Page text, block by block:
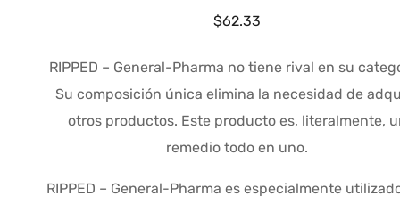
$62.33
RIPPED – General-Pharma no tiene rival en su
Su composición única elimina la necesidad de
otros productos. Este producto es, literalmente,
remedio todo en uno.
RIPPED – General-Pharma es especialmente